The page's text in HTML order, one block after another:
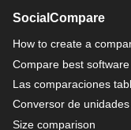
SocialCompare
How to create a
Compare best software
Las comparaciones
Conversor de unidades
Size comparison